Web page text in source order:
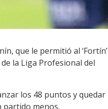
que le permitió al ‘Fortín’
la Liga Profesional del
los 48 puntos y quedar
partido menos.